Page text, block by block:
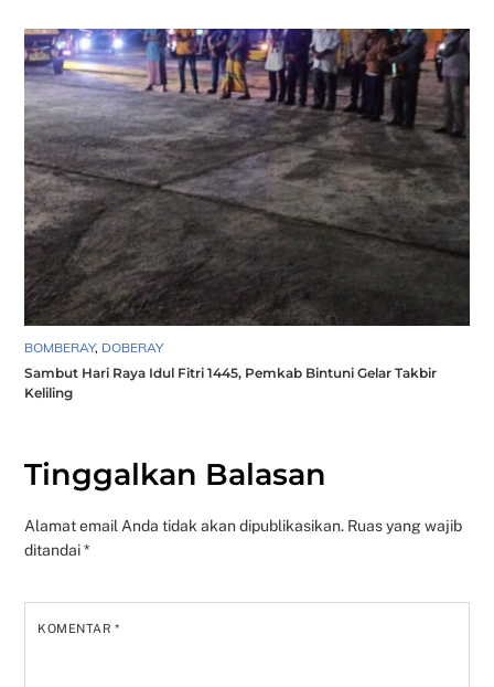
BOMBERAY, DOBERAY
Sambut Hari Raya Idul Fitri 1445, Pemkab Bintuni Gelar Takbir
Keliling
Tinggalkan Balasan
Alamat email Anda tidak akan dipublikasikan. Ruas yang wajib
ditandai*
KOMENTAR*